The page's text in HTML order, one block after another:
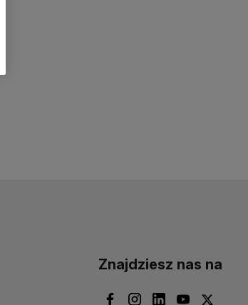
Znajdziesz nas na